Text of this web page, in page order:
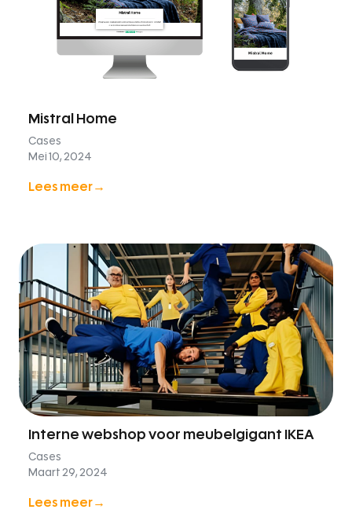
Mistral Home
Cases
Mei 10, 2024
Lees meer
Interne webshop voor meubelgigant IKEA
Cases
Maart 29, 2024
Lees meer